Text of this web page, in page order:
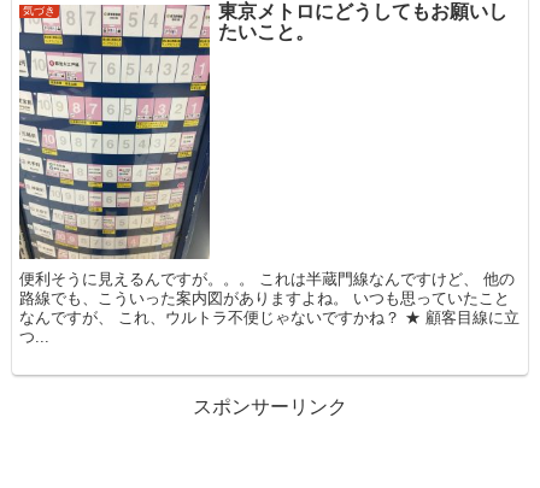
気づき
東京メトロにどうしてもお願いし
たいこと。
便利そうに見えるんですが。。。 これは半蔵門線なんですけど、 他の
路線でも、こういった案内図がありますよね。 いつも思っていたこと
なんですが、 これ、ウルトラ不便じゃないですかね？ ★ 顧客目線に立
つ...
スポンサーリンク